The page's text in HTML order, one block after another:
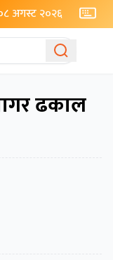
अगस्ट २०२६
ढकाल